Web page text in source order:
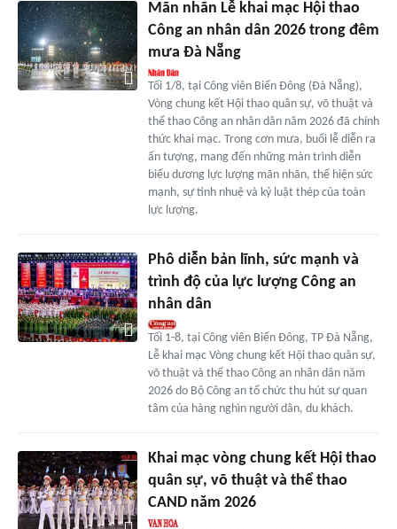
Mãn nhãn Lễ khai mạc Hội thao
Công an nhân dân 2026 trong đêm
mưa Đà Nẵng
Tối 1/8, tại Công viên Biển Đông (Đà Nẵng),
Vòng chung kết Hội thao quân sự, võ thuật và
thể thao Công an nhân dân năm 2026 đã chính
thức khai mạc. Trong cơn mưa, buổi lễ diễn ra
ấn tượng, mang đến những màn trình diễn
biểu dương lực lượng mãn nhãn, thể hiện sức
mạnh, sự tinh nhuệ và kỷ luật thép của toàn
lực lượng.
Phô diễn bản lĩnh, sức mạnh và
trình độ của lực lượng Công an
nhân dân
Tối 1-8, tại Công viên Biển Đông, TP Đà Nẵng,
Lễ khai mạc Vòng chung kết Hội thao quân sự,
võ thuật và thể thao Công an nhân dân năm
2026 do Bộ Công an tổ chức thu hút sự quan
tâm của hàng nghìn người dân, du khách.
Khai mạc vòng chung kết Hội thao
quân sự, võ thuật và thể thao
CAND năm 2026